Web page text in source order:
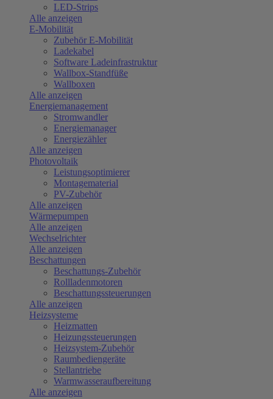
LED-Strips
Alle anzeigen
E-Mobilität
Zubehör E-Mobilität
Ladekabel
Software Ladeinfrastruktur
Wallbox-Standfüße
Wallboxen
Alle anzeigen
Energiemanagement
Stromwandler
Energiemanager
Energiezähler
Alle anzeigen
Photovoltaik
Leistungsoptimierer
Montagematerial
PV-Zubehör
Alle anzeigen
Wärmepumpen
Alle anzeigen
Wechselrichter
Alle anzeigen
Beschattungen
Beschattungs-Zubehör
Rollladenmotoren
Beschattungssteuerungen
Alle anzeigen
Heizsysteme
Heizmatten
Heizungssteuerungen
Heizsystem-Zubehör
Raumbediengeräte
Stellantriebe
Warmwasseraufbereitung
Alle anzeigen